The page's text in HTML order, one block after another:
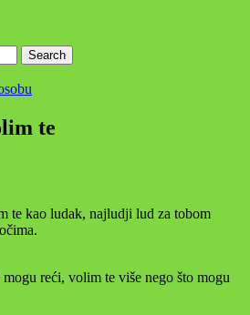
te
te kao ludak, najludji lud za tobom
reći, volim te više nego što mogu